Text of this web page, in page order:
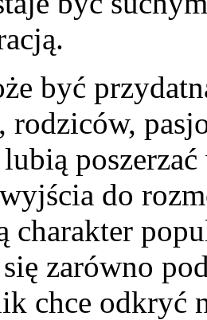
być
rodziców,
do
charakter
zarówno
chce odkryć